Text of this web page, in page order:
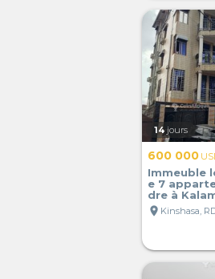
14 jours
600 000
Immeuble
e 7
dre à
location_on Kinshasa,